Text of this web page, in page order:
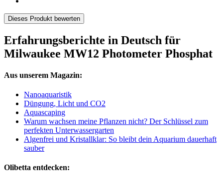
Dieses Produkt bewerten
Erfahrungsberichte in Deutsch für
Milwaukee MW12 Photometer Phosphat
Aus unserem Magazin:
Nanoaquaristik
Düngung, Licht und CO2
Aquascaping
Warum wachsen meine Pflanzen nicht? Der Schlüssel zum
perfekten Unterwassergarten
Algenfrei und Kristallklar: So bleibt dein Aquarium dauerhaft
sauber
Olibetta entdecken: